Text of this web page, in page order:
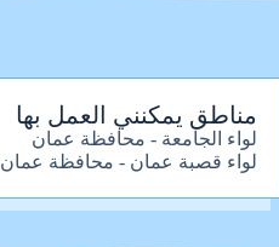
مناطق يمكنني العمل بها
لواء الجامعة - محافظة عمان
لواء قصبة عمان - محافظة عمان